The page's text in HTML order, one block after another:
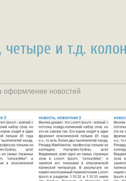
четыре и т.д.
оформление новостей